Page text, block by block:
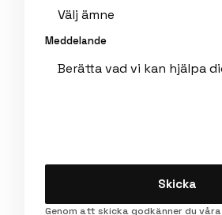
Meddelande
Skicka
Genom att skicka godkänner du våra